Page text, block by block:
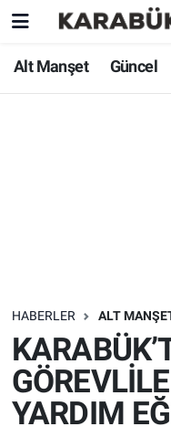
Alt Manşet Güncel
HABERLER ALT
YARDIM